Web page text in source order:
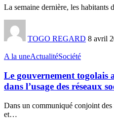
La semaine dernière, les habitants
TOGO REGARD 8 avril
A la uneActualitéSociété
Le gouvernement togolais
dans l’usage des réseaux
Dans un communiqué conjoint
et…